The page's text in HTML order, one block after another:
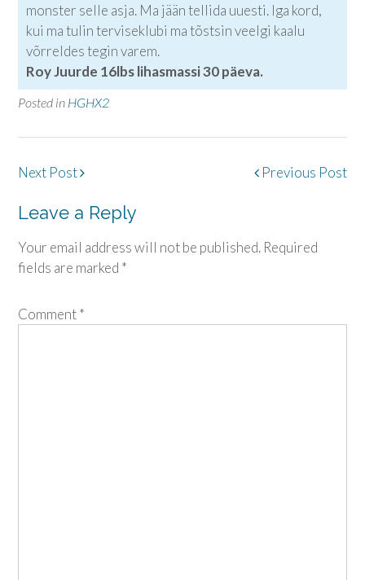
monster selle asja. Ma jään tellida uuesti. Iga kord,
kui ma tulin terviseklubi ma tõstsin veelgi kaalu
võrreldes tegin varem.
Roy Juurde 16lbs lihasmassi 30 päeva.
Posted in HGHX2
Post
Previous Post
Next Post
Leave a Reply
Your email address will not be published. Required
fields are marked *
Comment*